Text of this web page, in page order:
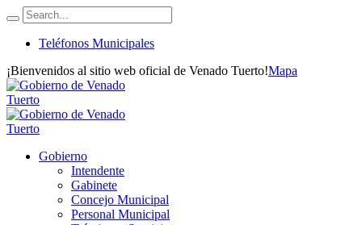
Teléfonos Municipales
¡Bienvenidos al sitio web oficial de Venado Tuerto!Mapa
Gobierno
Intendente
Gabinete
Concejo Municipal
Personal Municipal